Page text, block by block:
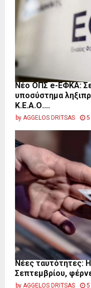
Νέο ΟΠΣ e-ΕΦΚΑ: Σε
υποσύστημα
Κ.Ε.Α.Ο....
by AGGELOS DRITSAS 5
Νέες ταυτότητες:
Σεπτεμβρίου,
by AGGELOS DRITSAS 5